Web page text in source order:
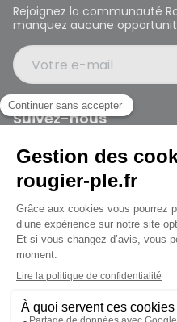
jusqu'au Mardi à
Rejoignez la communauté
manquez aucune
Votre e-mail
Suivez-nous
Rougier et Plé 2024 Copyright
Mentions légales
Conditions générales des